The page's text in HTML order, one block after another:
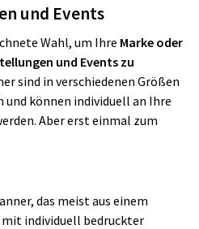
und Events
Wahl, um Ihre Marke oder
und Events zu
sind in verschiedenen Größen
können individuell an Ihre
Aber erst einmal zum
das meist aus einem
individuell bedruckter